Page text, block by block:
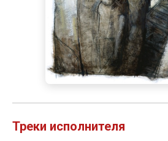
Треки исполнителя